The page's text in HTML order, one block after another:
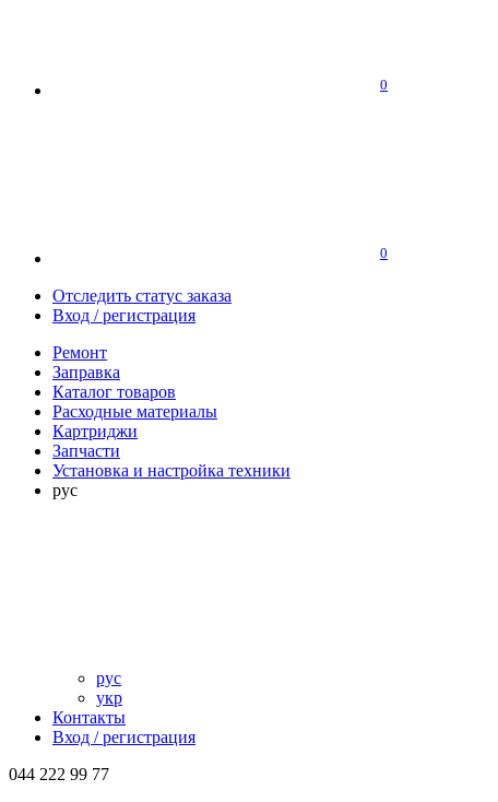
0
0
Отследить статус заказа
Вход / регистрация
Ремонт
Заправка
Каталог товаров
Расходные материалы
Картриджи
Запчасти
Установка и настройка техники
рус
рус
укр
Контакты
Вход / регистрация
044 222 99 77